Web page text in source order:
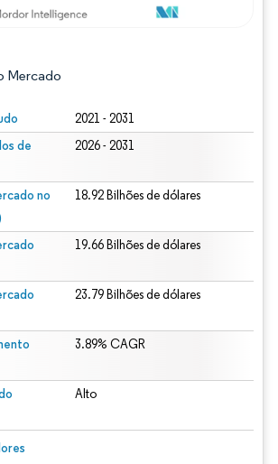
Mercado
2021 - 2031
de
2026 - 2031
no
18.92 Bilhões de dólares
19.66 Bilhões de dólares
23.79 Bilhões de dólares
3.89% CAGR
Alto
O reuso requer atribuição conforme CC BY 4.0.